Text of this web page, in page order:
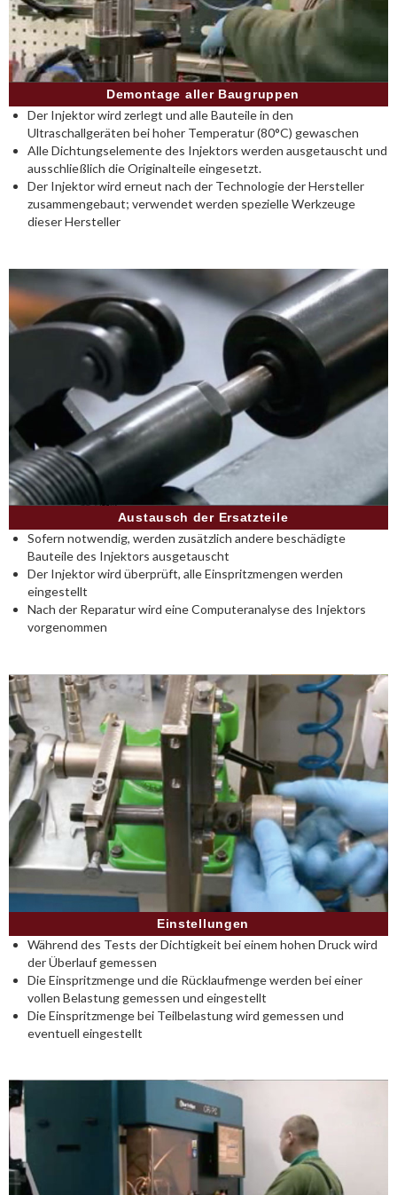
Demontage aller Baugruppen
Der Injektor wird zerlegt und alle Bauteile in den
Ultraschallgeräten bei hoher Temperatur (80°C) gewaschen
Alle Dichtungselemente des Injektors werden ausgetauscht und
ausschließlich die Originalteile eingesetzt.
Der Injektor wird erneut nach der Technologie der Hersteller
zusammengebaut; verwendet werden spezielle Werkzeuge
dieser Hersteller
Austausch der Ersatzteile
Sofern notwendig, werden zusätzlich andere beschädigte
Bauteile des Injektors ausgetauscht
Der Injektor wird überprüft, alle Einspritzmengen werden
eingestellt
Nach der Reparatur wird eine Computeranalyse des Injektors
vorgenommen
Einstellungen
Während des Tests der Dichtigkeit bei einem hohen Druck wird
der Überlauf gemessen
Die Einspritzmenge und die Rücklaufmenge werden bei einer
vollen Belastung gemessen und eingestellt
Die Einspritzmenge bei Teilbelastung wird gemessen und
eventuell eingestellt